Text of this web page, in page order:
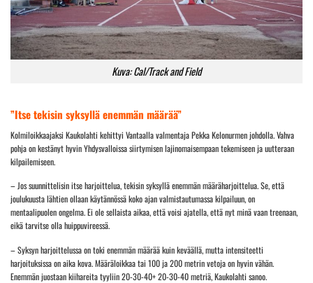
Kuva: Cal/Track and Field
”Itse tekisin syksyllä enemmän määrää”
Kolmiloikkaajaksi Kaukolahti kehittyi Vantaalla valmentaja Pekka Kelonurmen johdolla. Vahva
pohja on kestänyt hyvin Yhdysvalloissa siirtymisen lajinomaisempaan tekemiseen ja uutteraan
kilpailemiseen.
– Jos suunnittelisin itse harjoittelua, tekisin syksyllä enemmän määräharjoittelua. Se, että
joulukuusta lähtien ollaan käytännössä koko ajan valmistautumassa kilpailuun, on
mentaalipuolen ongelma. Ei ole sellaista aikaa, että voisi ajatella, että nyt minä vaan treenaan,
eikä tarvitse olla huippuvireessä.
– Syksyn harjoittelussa on toki enemmän määrää kuin keväällä, mutta intensiteetti
harjoituksissa on aika kova. Määräloikkaa tai 100 ja 200 metrin vetoja on hyvin vähän.
Enemmän juostaan kiihareita tyyliin 20-30-40+ 20-30-40 metriä, Kaukolahti sanoo.